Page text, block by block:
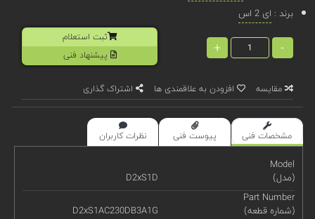
برند : ای 2 اس
-
+
ثبت استعلام
پیشنهاد فنی
مقایسه افزودن به علاقمندی ها اشتراک گذاری
مشخصات فنی پیوست فنی نظرات کاربران
Model
(مدل)
D2xS1D
Part Number
(شماره قطعه)
D2xS1AC230DB3A1G